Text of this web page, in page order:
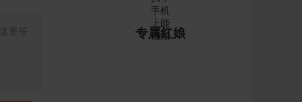
里等
专属红娘